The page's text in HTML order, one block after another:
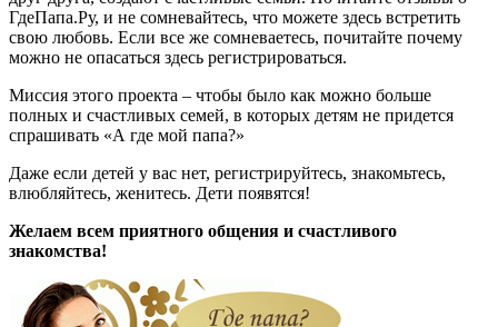
ГдеПапа.Ру, и не сомневайтесь, что можете здесь встретить
свою любовь. Если все же сомневаетесь, почитайте почему
можно не опасаться здесь регистрироваться.
Миссия этого проекта – чтобы было как можно больше
полных и счастливых семей, в которых детям не придется
спрашивать «А где мой папа?»
Даже если детей у вас нет, регистрируйтесь, знакомьтесь,
влюбляйтесь, женитесь. Дети появятся!
Желаем всем приятного общения и счастливого
знакомства!